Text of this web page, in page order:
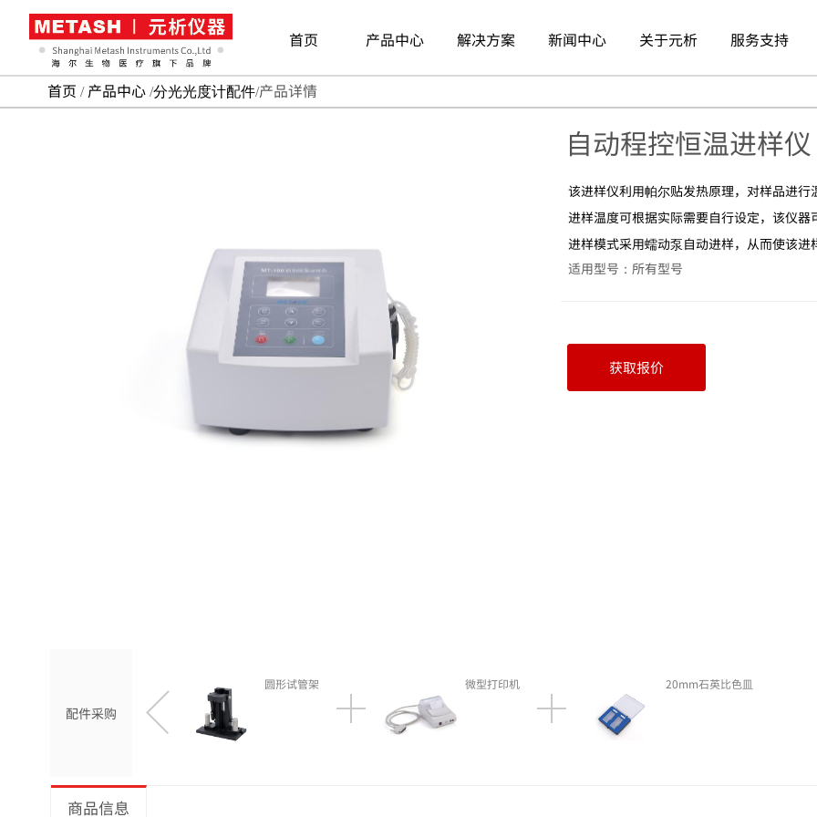
首页 /产品中心/分光光度计配件/产品详情
自动程控恒温进样仪
该进样仪利用帕尔贴发热原理，对样品进行
进样温度可根据实际需要自行设定，该仪
进样模式采用蠕动泵自动进样，从而使该进
适用型号：所有型号
配件采购
圆形试管架 微型打印机 20mm石英比色皿
商品信息
获取报价
首页 产品中心 解决方案 新闻中心 关于元析 服务支持